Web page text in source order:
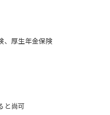
、厚生年金保険
と尚可